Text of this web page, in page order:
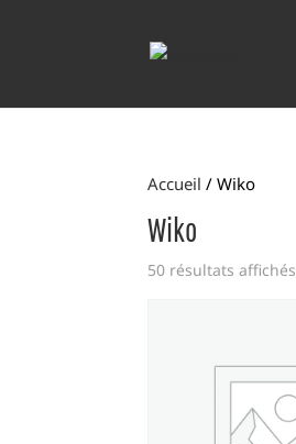
Accueil / Wiko
Wiko
50 résultats affichés